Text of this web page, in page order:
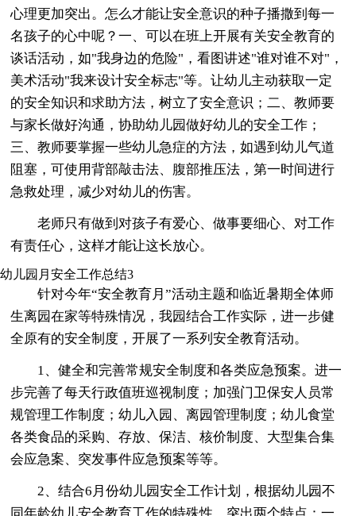
心理更加突出。怎么才能让安全意识的种子播撒到每一
名孩子的心中呢？一、可以在班上开展有关安全教育的
谈话活动，如"我身边的危险"，看图讲述"谁对谁不对"，
美术活动"我来设计安全标志"等。让幼儿主动获取一定
的安全知识和求助方法，树立了安全意识；二、教师要
与家长做好沟通，协助幼儿园做好幼儿的安全工作；
三、教师要掌握一些幼儿急症的方法，如遇到幼儿气道
阻塞，可使用背部敲击法、腹部推压法，第一时间进行
急救处理，减少对幼儿的伤害。
老师只有做到对孩子有爱心、做事要细心、对工作
有责任心，这样才能让这长放心。
幼儿园月安全工作总结3
针对今年“安全教育月”活动主题和临近暑期全体师
生离园在家等特殊情况，我园结合工作实际，进一步健
全原有的安全制度，开展了一系列安全教育活动。
1、健全和完善常规安全制度和各类应急预案。进一
步完善了每天行政值班巡视制度；加强门卫保安人员常
规管理工作制度；幼儿入园、离园管理制度；幼儿食堂
各类食品的采购、存放、保洁、核价制度、大型集合集
会应急案、突发事件应急预案等等。
2、结合6月份幼儿园安全工作计划，根据幼儿园不
同年龄幼儿安全教育工作的特殊性，突出两个特点：一